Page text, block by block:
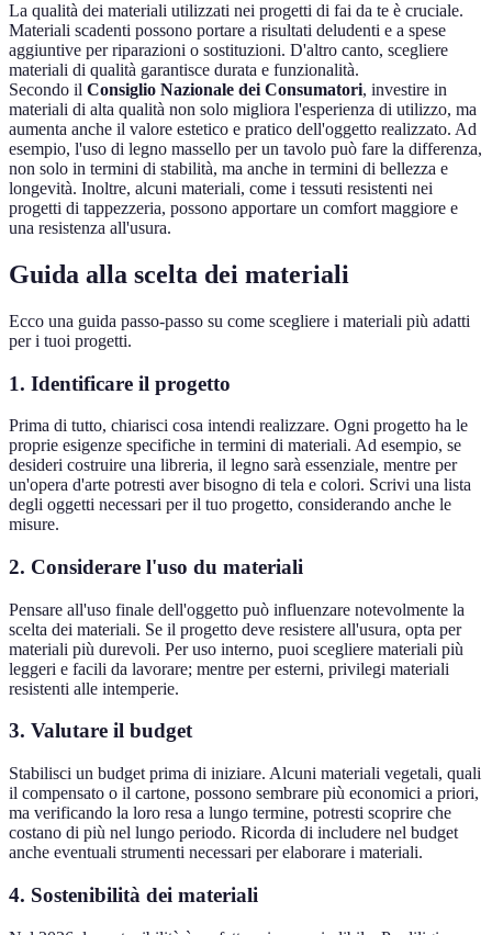
La qualità dei materiali utilizzati nei progetti di fai da te è cruciale.
Materiali scadenti possono portare a risultati deludenti e a spese
aggiuntive per riparazioni o sostituzioni. D'altro canto, scegliere
materiali di qualità garantisce durata e funzionalità.
Secondo il Consiglio Nazionale dei Consumatori, investire in
materiali di alta qualità non solo migliora l'esperienza di utilizzo, ma
aumenta anche il valore estetico e pratico dell'oggetto realizzato. Ad
esempio, l'uso di legno massello per un tavolo può fare la differenza,
non solo in termini di stabilità, ma anche in termini di bellezza e
longevità. Inoltre, alcuni materiali, come i tessuti resistenti nei
progetti di tappezzeria, possono apportare un comfort maggiore e
una resistenza all'usura.
Guida alla scelta dei materiali
Ecco una guida passo-passo su come scegliere i materiali più adatti
per i tuoi progetti.
1. Identificare il progetto
Prima di tutto, chiarisci cosa intendi realizzare. Ogni progetto ha le
proprie esigenze specifiche in termini di materiali. Ad esempio, se
desideri costruire una libreria, il legno sarà essenziale, mentre per
un'opera d'arte potresti aver bisogno di tela e colori. Scrivi una lista
degli oggetti necessari per il tuo progetto, considerando anche le
misure.
2. Considerare l'uso du materiali
Pensare all'uso finale dell'oggetto può influenzare notevolmente la
scelta dei materiali. Se il progetto deve resistere all'usura, opta per
materiali più durevoli. Per uso interno, puoi scegliere materiali più
leggeri e facili da lavorare; mentre per esterni, privilegi materiali
resistenti alle intemperie.
3. Valutare il budget
Stabilisci un budget prima di iniziare. Alcuni materiali vegetali, quali
il compensato o il cartone, possono sembrare più economici a priori,
ma verificando la loro resa a lungo termine, potresti scoprire che
costano di più nel lungo periodo. Ricorda di includere nel budget
anche eventuali strumenti necessari per elaborare i materiali.
4. Sostenibilità dei materiali